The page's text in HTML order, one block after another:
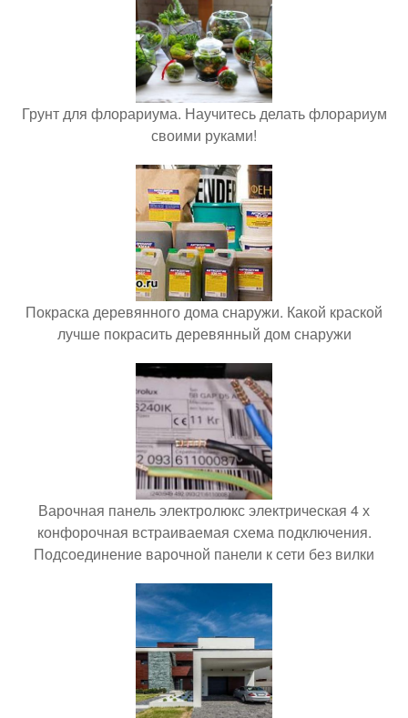
Грунт для флорариума. Научитесь делать флорариум
своими руками!
Покраска деревянного дома снаружи. Какой краской
лучше покрасить деревянный дом снаружи
Варочная панель электролюкс электрическая 4 х
конфорочная встраиваемая схема подключения.
Подсоединение варочной панели к сети без вилки